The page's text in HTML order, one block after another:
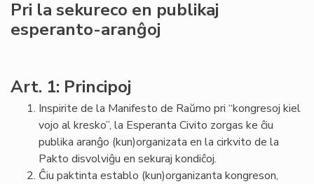
Pri la sekureco en publikaj
esperanto-aranĝoj
Art. 1: Principoj
Inspirite de la Manifesto de Raŭmo pri “kongresoj kiel
vojo al kresko”, la Esperanta Civito zorgas ke ĉiu
publika aranĝo (kun)organizata en la cirkvito de la
Pakto disvolviĝu en sekuraj kondiĉoj.
Ĉiu paktinta establo (kun)organizanta kongreson,